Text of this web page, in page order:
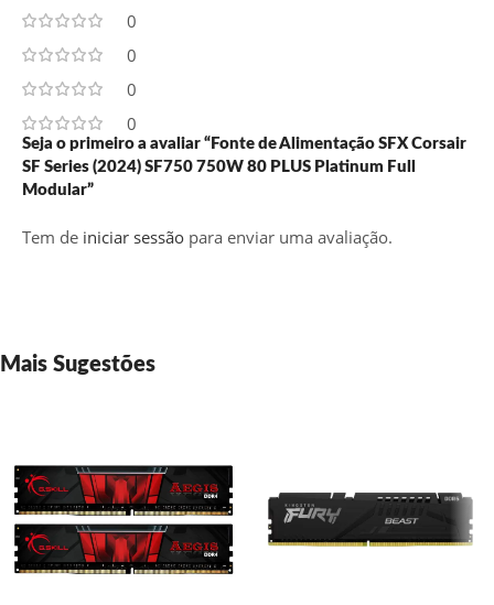
0
0
0
0
Seja o primeiro a avaliar “Fonte de Alimentação SFX Corsair
SF Series (2024) SF750 750W 80 PLUS Platinum Full
Modular”
Tem de iniciar sessão para enviar uma avaliação.
Mais Sugestões